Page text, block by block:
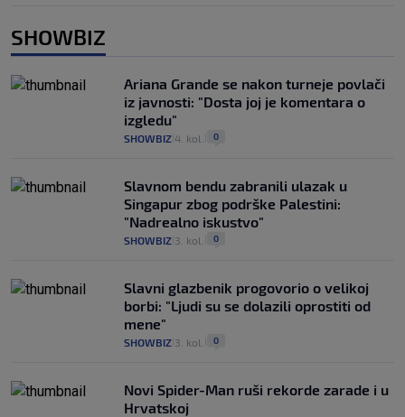
SHOWBIZ
Ariana Grande se nakon turneje povlači
iz javnosti: "Dosta joj je komentara o
izgledu"
SHOWBIZ 4. kol. 0
Slavnom bendu zabranili ulazak u
Singapur zbog podrške Palestini:
"Nadrealno iskustvo"
SHOWBIZ 3. kol. 0
Slavni glazbenik progovorio o velikoj
borbi: "Ljudi su se dolazili oprostiti od
mene"
SHOWBIZ 3. kol. 0
Novi Spider-Man ruši rekorde zarade i u
Hrvatskoj